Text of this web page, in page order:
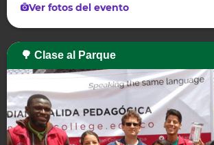
Ver fotos del evento
🌳 Clase al Parque